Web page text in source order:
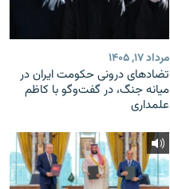
مرداد ۱۷, ۱۴۰۵
تضادهای درونی حکومت ایران در
میانه جنگ، در گفت‌‌وگو با کاظم
علمداری